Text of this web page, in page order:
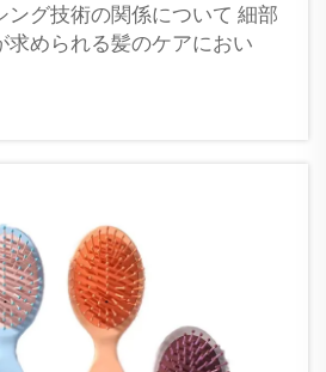
ング技術の関係について 細部
求められる髪のケアにおい
健康の関係は、あなたが思
です。ヘアブラシでの一回一
髪を健やかに保つ効果を持つ